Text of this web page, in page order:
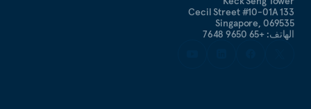
133 Cecil Street #10-01A
Singapore, 069535
الهاتف: +65 9650 7648